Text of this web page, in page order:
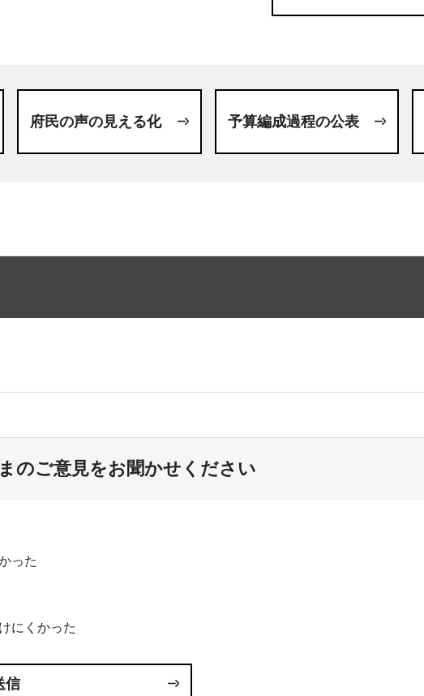
府民の声の見える化 予算編成過程の公表
のご意見をお聞かせください
った
にくかった